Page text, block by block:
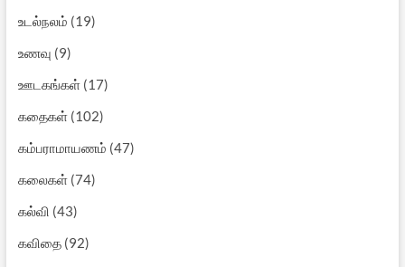
உடல்நலம் (19)
உணவு (9)
ஊடகங்கள்(17)
கதைகள்(102)
கம்பராமாயணம் (47)
கலைகள்(74)
கல்வி (43)
கவிதை(92)